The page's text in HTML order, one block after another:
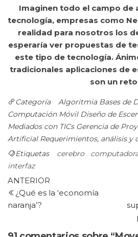
Imaginen todo el campo de
tecnología, empresas como
realidad para nosotros los
esperaría ver propuestas de
este tipo de tecnología.
tradicionales aplicaciones de
son un
Categoría Algoritmia Bases de
Computación Móvil Diseño de
Mediados con TICs Gerencia de
Artificial Requerimientos, análisis y
Etiquetas
cerebro
interfaz
Navegación
de
Entrada
anterior
ANTERIOR
¿Qué es la ‘economía
naranja’?